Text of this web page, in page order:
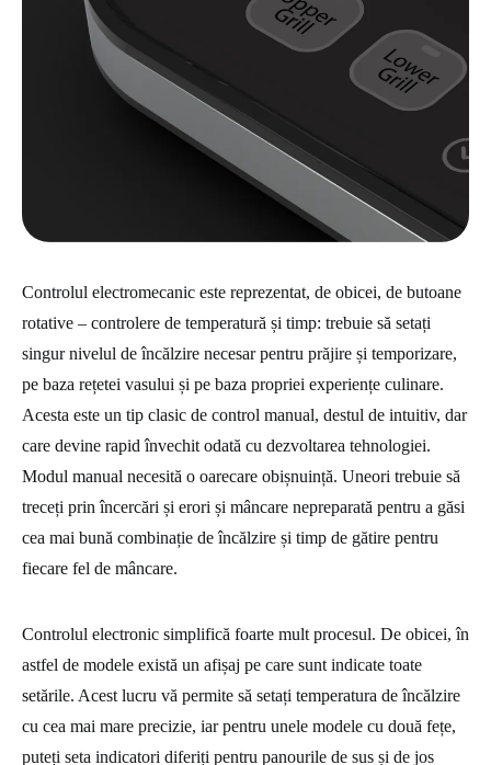
Controlul electromecanic este reprezentat, de obicei, de butoane
rotative – controlere de temperatură și timp: trebuie să setați
singur nivelul de încălzire necesar pentru prăjire și temporizare,
pe baza rețetei vasului și pe baza propriei experiențe culinare.
Acesta este un tip clasic de control manual, destul de intuitiv, dar
care devine rapid învechit odată cu dezvoltarea tehnologiei.
Modul manual necesită o oarecare obișnuință. Uneori trebuie să
treceți prin încercări și erori și mâncare nepreparată pentru a găsi
cea mai bună combinație de încălzire și timp de gătire pentru
fiecare fel de mâncare.
Controlul electronic simplifică foarte mult procesul. De obicei, în
astfel de modele există un afișaj pe care sunt indicate toate
setările. Acest lucru vă permite să setați temperatura de încălzire
cu cea mai mare precizie, iar pentru unele modele cu două fețe,
puteți seta indicatori diferiți pentru panourile de sus și de jos